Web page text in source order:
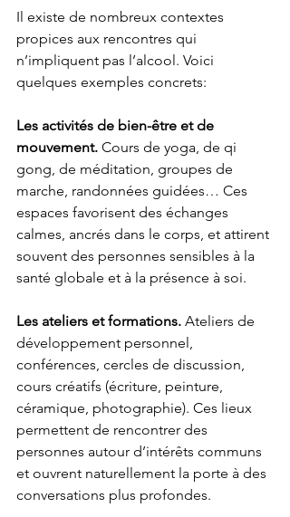
Il existe de nombreux contextes
propices aux rencontres qui
n’impliquent pas l’alcool. Voici
quelques exemples concrets:
Les activités de bien-être et de
mouvement. Cours de yoga, de qi
gong, de méditation, groupes de
marche, randonnées guidées… Ces
espaces favorisent des échanges
calmes, ancrés dans le corps, et attirent
souvent des personnes sensibles à la
santé globale et à la présence à soi.
Les ateliers et formations. Ateliers de
développement personnel,
conférences, cercles de discussion,
cours créatifs (écriture, peinture,
céramique, photographie). Ces lieux
permettent de rencontrer des
personnes autour d’intérêts communs
et ouvrent naturellement la porte à des
conversations plus profondes.